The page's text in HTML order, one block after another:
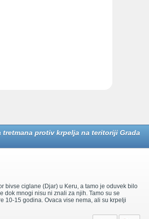
tretmana protiv krpelja na teritoriji Grada
bivse ciglane (Djar) u Keru, a tamo je oduvek bilo
dok mnogi nisu ni znali za njih. Tamo su se
10-15 godina. Ovaca vise nema, ali su krpelji